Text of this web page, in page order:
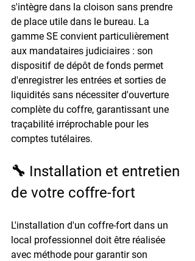
s'intègre dans la cloison sans prendre
de place utile dans le bureau. La
gamme SE convient particulièrement
aux mandataires judiciaires : son
dispositif de dépôt de fonds permet
d'enregistrer les entrées et sorties de
liquidités sans nécessiter d'ouverture
complète du coffre, garantissant une
traçabilité irréprochable pour les
comptes tutélaires.
🔧 Installation et entretien
de votre coffre-fort
L'installation d'un coffre-fort dans un
local professionnel doit être réalisée
avec méthode pour garantir son